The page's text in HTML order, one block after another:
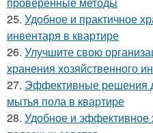
25. Удобное и практичное
инвентаря в квартире
26. Улучшите свою
хранения хозяйственного
27. Эффективные решения
мытья пола в квартире
28. Удобное и